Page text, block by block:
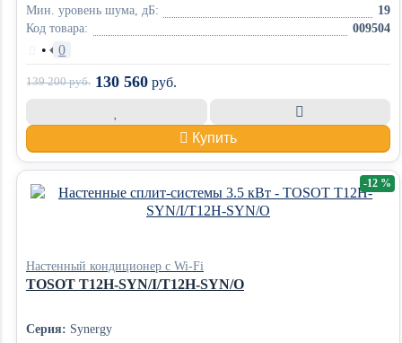
Мин. уровень шума, дБ:
19
Код товара:
009504
• 0
139 200руб. 130 560 руб.
Купить
Настенный кондиционер с Wi-Fi
TOSOT T12H-SYN/I/T12H-SYN/O
Серия: Synergy
-12 %